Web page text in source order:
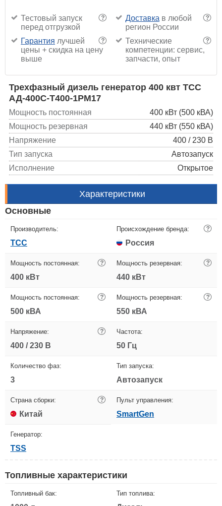
?
Тестовый запуск
перед отгрузкой
?
Доставка в любой
регион России
?
Гарантия лучшей
цены + скидка на цену
выше
?
Технические
компетенции: сервис,
запчасти, опыт
Трехфазный дизель генератор 400 квт ТСС
АД-400С-Т400-1РМ17
Мощность постоянная
400 кВт (500 кВА)
Мощность резервная
440 кВт (550 кВА)
Напряжение
400 / 230 В
Тип запуска
Автозапуск
Исполнение
Открытое
Характеристики
Основные
Производитель:
ТСС
Происхождение бренда: ?
Россия
Мощность постоянная: ?
400 кВт
Мощность резервная: ?
440 кВт
Мощность постоянная: ?
500 кВА
Мощность резервная: ?
550 кВА
Напряжение: ?
400 / 230 В
Частота:
50 Гц
Количество фаз:
3
Тип запуска:
Автозапуск
Страна сборки: ?
Китай
Пульт управления:
SmartGen
Генератор:
TSS
Топливные характеристики
Топливный бак: Тип топлива: